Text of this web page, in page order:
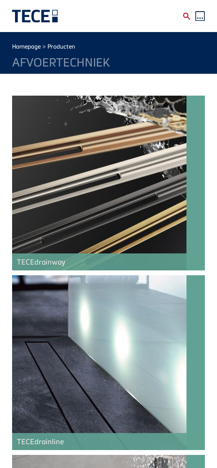
Breadcrumb
Homepage » Producten
AFVOERTECHNIEK
TECEdrainway
TECEdrainline